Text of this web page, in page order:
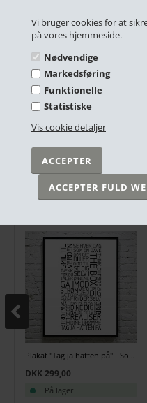
Vi bruger cookies for at
på vores hjemmeside.
Nødvendige
Markedsføring
Funktionelle
Statistiske
Vis cookie detaljer
På lager
ANDRE
DKK 299,00
På lager